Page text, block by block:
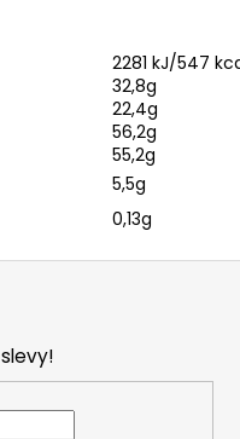
2281 kJ/547
32,8g
22,4g
56,2g
55,2g
5,5g
0,13g